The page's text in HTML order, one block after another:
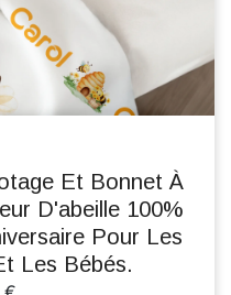
Et Bonnet À
D'abeille 100%
Pour Les
Les Bébés.